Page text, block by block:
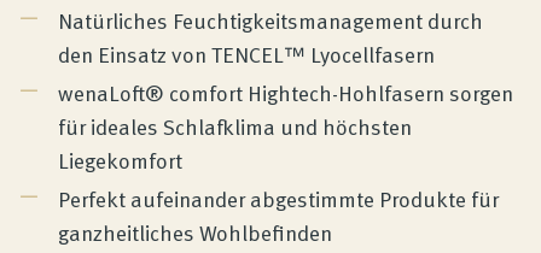
Natürliches Feuchtigkeitsmanagement durch
den Einsatz von TENCEL™ Lyocellfasern
wenaLoft® comfort Hightech-Hohlfasern sorgen
für ideales Schlafklima und höchsten
Liegekomfort
Perfekt aufeinander abgestimmte Produkte für
ganzheitliches Wohlbefinden